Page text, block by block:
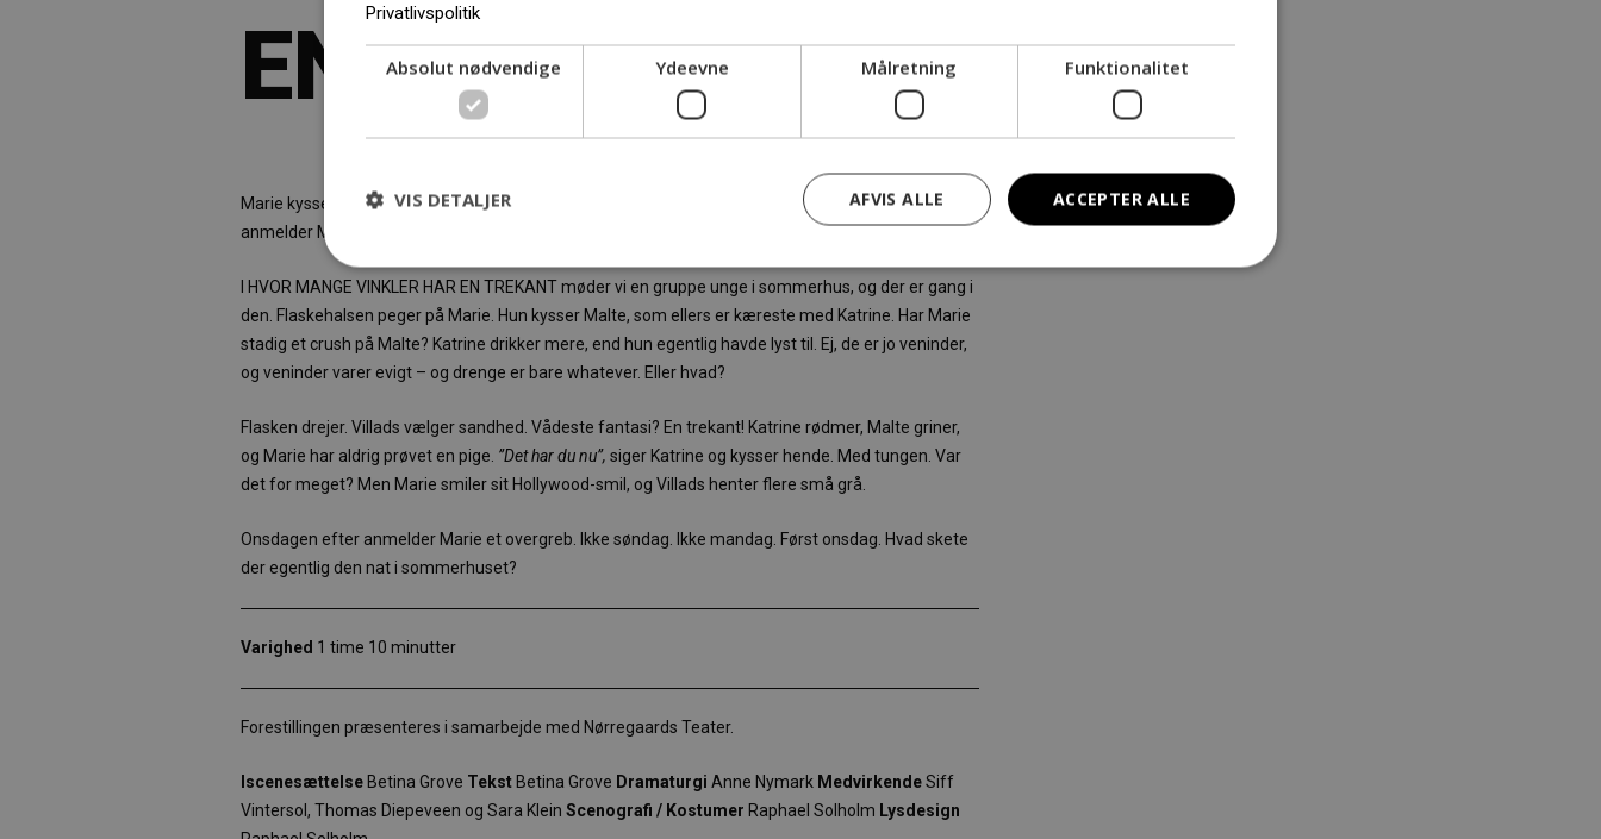
EN TREKANT
Marie kysser Malthe, Katrine drikker for meget, Villads’ vildeste fantasi siges højt. Onsdagen efter
anmelder Marie et overgreb. Hvad skete der i det sommerhus? Råt ungdomsdrama om samtykke.
I HVOR MANGE VINKLER HAR EN TREKANT møder vi en gruppe unge i sommerhus, og der er gang i
den. Flaskehalsen peger på Marie. Hun kysser Malte, som ellers er kæreste med Katrine. Har Marie
stadig et crush på Malte? Katrine drikker mere, end hun egentlig havde lyst til. Ej, de er jo veninder,
og veninder varer evigt – og drenge er bare whatever. Eller hvad?
Flasken drejer. Villads vælger sandhed. Vådeste fantasi? En trekant! Katrine rødmer, Malte griner,
og Marie har aldrig prøvet en pige. ”Det har du nu”, siger Katrine og kysser hende. Med tungen. Var
det for meget? Men Marie smiler sit Hollywood-smil, og Villads henter flere små grå.
Onsdagen efter anmelder Marie et overgreb. Ikke søndag. Ikke mandag. Først onsdag. Hvad skete
der egentlig den nat i sommerhuset?
Varighed 1 time 10 minutter
Forestillingen præsenteres i samarbejde med Nørregaards Teater.
IscenesættelseBetina Grove TekstBetina Grove Dramaturgi Anne Nymark MedvirkendeSiff
Vintersol, Thomas Diepeveen og Sara Klein Scenografi / Kostumer Raphael Solholm Lysdesign
Privatlivspolitik
Absolut nødvendige Ydeevne Målretning Funktionalitet
ACCEPTER ALLE
AFVIS ALLE
VIS DETALJER